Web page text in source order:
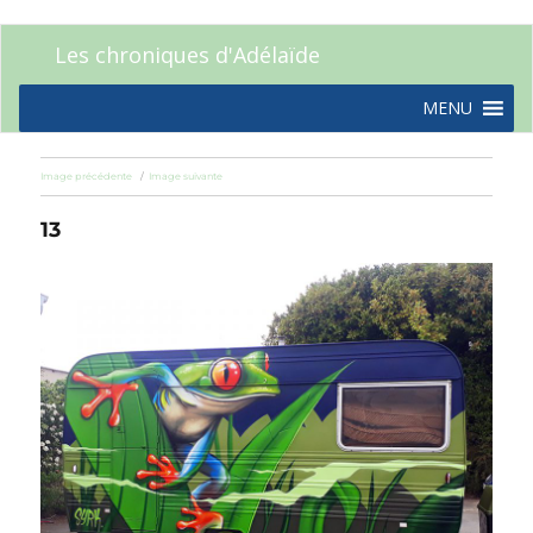
Les chroniques d'Adélaïde
MENU
Image précédente Image suivante
13